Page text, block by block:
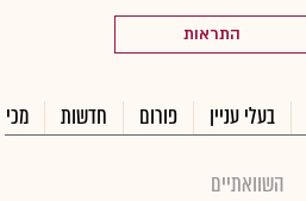
התראות
בעלי עניין פורום חדשות
השוואתיים